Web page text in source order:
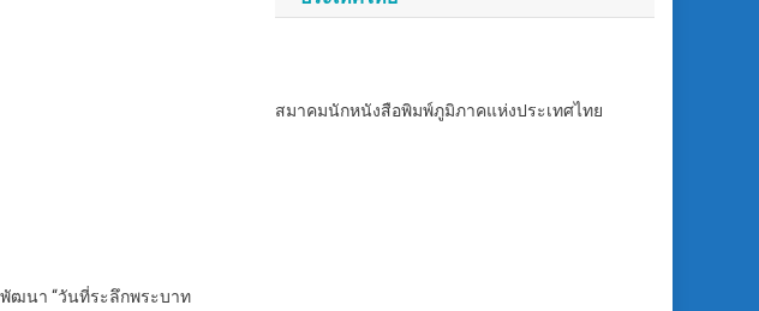
พัฒนา “วันที่ระลึกพระบาท
สมาคมนักหนังสือพิมพ์ภูมิภาคแห่งประเทศไทย